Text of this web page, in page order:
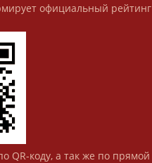
официальный рейтинг
QR-коду, а так же по прямой